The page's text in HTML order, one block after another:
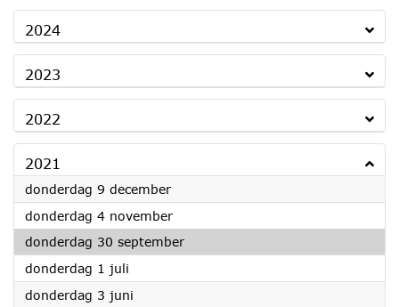
2024
2023
2022
2021
donderdag 9 december2021
donderdag 4 november2021
donderdag 30 september2021
donderdag 1 juli
donderdag 3 juni